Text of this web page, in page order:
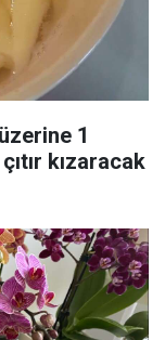
1
kızaracak